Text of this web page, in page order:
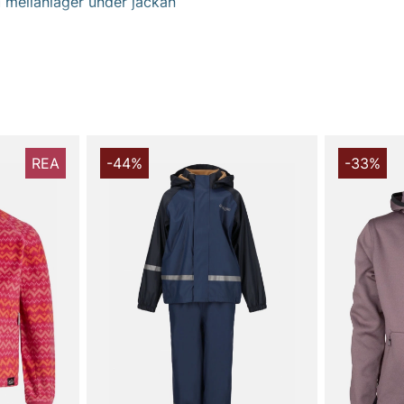
plagg i olika
oss i butik och hitta
REA -44% -33%